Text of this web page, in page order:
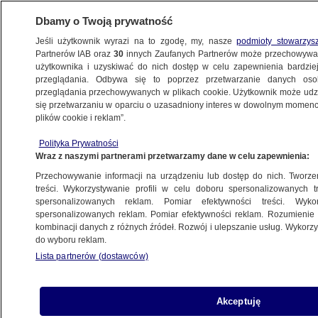
BIZNES
Z KRAJU
i terminu wypłaty "czternastki" dla
emerytów
28.05.2024, 15:36
Udostępnij
Dbamy o Twoją prywatność
Jeśli użytkownik wyrazi na to zgodę, my, naszepodmioty
Partnerów IAB oraz30 innych Zaufanych Partnerów może
użytkownika i uzyskiwać do nich dostęp w celu zapewnienia
przeglądania. Odbywa się to poprzez przetwarzanie danych
przeglądania przechowywanych w plikach cookie. Użytkownik może
się przetwarzaniu w oparciu o uzasadniony interes w dowolnym
plików cookie i reklam”.
Polityka Prywatności
Wraz z naszymi partnerami przetwarzamy dane w celu zapewnienia:
Przechowywanie informacji na urządzeniu lub dostęp do nich.
treści. Wykorzystywanie profili w celu doboru spersonalizowanych
spersonalizowanych reklam. Pomiar efektywności treści.
spersonalizowanych reklam. Pomiar efektywności reklam.
kombinacji danych z różnych źródeł. Rozwój i ulepszanie usług.
do wyboru reklam.
Lista partnerów (dostawców)
Akceptuję